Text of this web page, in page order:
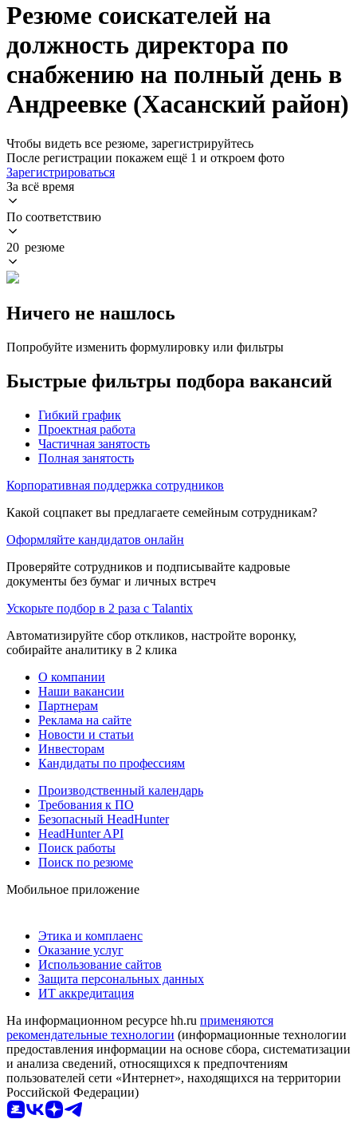
Резюме соискателей на
должность директора по
снабжению на полный день в
Андреевке (Хасанский район)
Чтобы видеть все резюме, зарегистрируйтесь
После регистрации покажем ещё 1 и откроем фото
Зарегистрироваться
За всё время
По соответствию
20 резюме
Ничего не нашлось
Попробуйте изменить формулировку или фильтры
Быстрые фильтры подбора вакансий
Гибкий график
Проектная работа
Частичная занятость
Полная занятость
Корпоративная поддержка сотрудников
Какой соцпакет вы предлагаете семейным сотрудникам?
Оформляйте кандидатов онлайн
Проверяйте сотрудников и подписывайте кадровые
документы без бумаг и личных встреч
Ускорьте подбор в 2 раза с Talantix
Автоматизируйте сбор откликов, настройте воронку,
собирайте аналитику в 2 клика
О компании
Наши вакансии
Партнерам
Реклама на сайте
Новости и статьи
Инвесторам
Кандидаты по профессиям
Производственный календарь
Требования к ПО
Безопасный HeadHunter
HeadHunter API
Поиск работы
Поиск по резюме
Мобильное приложение
Этика и комплаенс
Оказание услуг
Использование сайтов
Защита персональных данных
ИТ аккредитация
На информационном ресурсе hh.ru применяются
рекомендательные технологии (информационные технологии
предоставления информации на основе сбора, систематизации
и анализа сведений, относящихся к предпочтениям
пользователей сети «Интернет», находящихся на территории
Российской Федерации)